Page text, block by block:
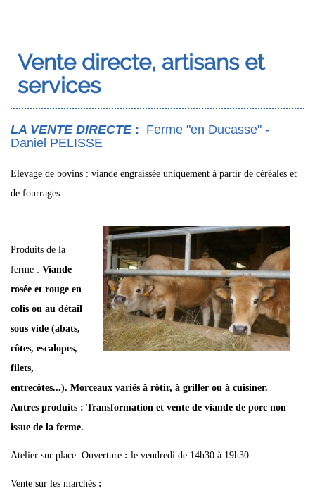
Vente directe, artisans et
services
LA VENTE DIRECTE: Ferme "en Ducasse" -
Daniel PELISSE
Elevage de bovins : viande engraissée uniquement à partir de céréales et
de fourrages.
Produits de la
ferme : Viande
rosée et rouge en
colis ou au détail
sous vide (abats,
côtes, escalopes,
filets,
entrecôtes...). Morceaux variés à rôtir, à griller ou à cuisiner.
Autres produits : Transformation et vente de viande de porc non
issue de la ferme.
Atelier sur place. Ouverture : le vendredi de 14h30 à 19h30
Vente sur les marchés :